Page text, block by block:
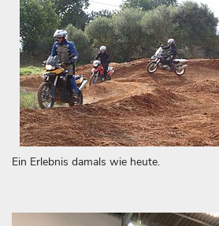
Ein Erlebnis damals wie heute.